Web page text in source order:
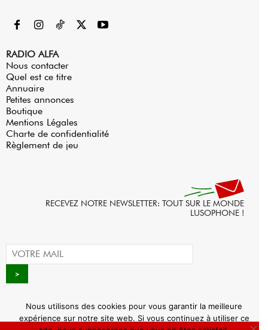
RADIO ALFA
Nous contacter
Quel est ce titre
Annuaire
Petites annonces
Boutique
Mentions Légales
Charte de confidentialité
Règlement de jeu
RECEVEZ NOTRE NEWSLETTER: TOUT SUR LE MONDE
LUSOPHONE !
Nous utilisons des cookies pour vous garantir la meilleure
expérience sur notre site web. Si vous continuez à utiliser ce